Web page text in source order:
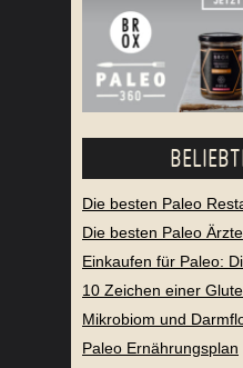
Die besten Paleo
Die besten Paleo Ärzte
Einkaufen für Paleo:
10 Zeichen einer
Mikrobiom und
Paleo Ernährungsplan